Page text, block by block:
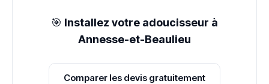
🎯 Installez votre adoucisseur à
Annesse-et-Beaulieu
Comparer les devis gratuitement